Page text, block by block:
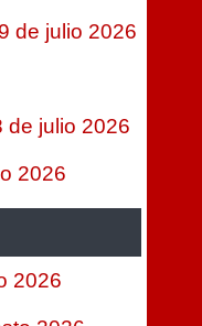
de julio 2026
de julio 2026
2026
2026